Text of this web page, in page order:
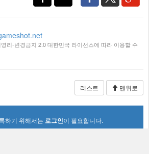
리-변경금지 2.0 대한민국 라이선스에 따라 이용할 수
리스트 맨위로
하기 위해서는 로그인이 필요합니다.